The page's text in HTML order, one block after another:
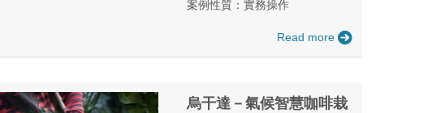
案例性質：實務操作
Read more
烏干達－氣候智慧咖啡栽